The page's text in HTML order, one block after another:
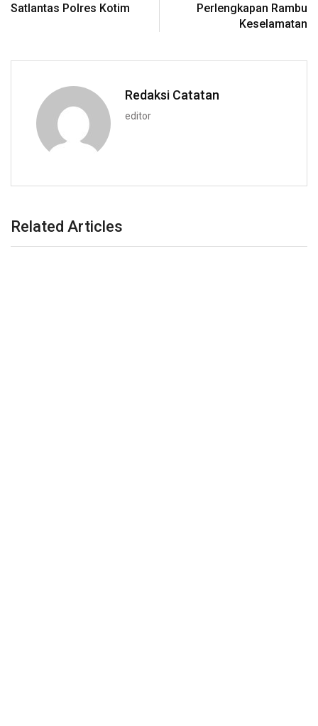
Satlantas Polres Kotim
Perlengkapan Rambu
Keselamatan
Redaksi Catatan
editor
Related Articles